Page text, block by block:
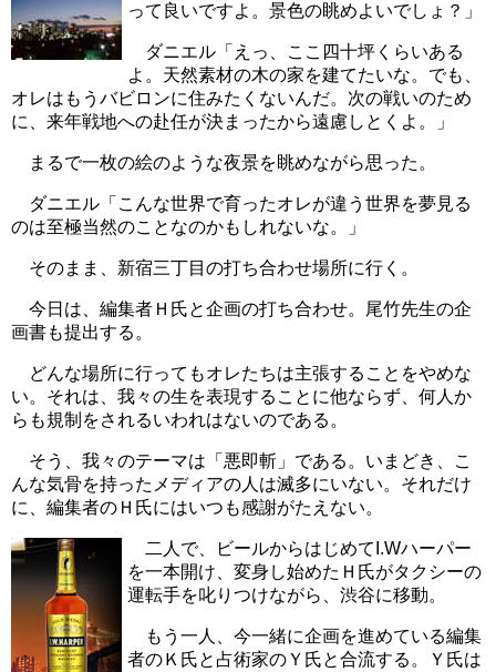
って良いですよ。景色の眺めよいでしょ？」
ダニエル「えっ、ここ四十坪くらいある
よ。天然素材の木の家を建てたいな。でも、
オレはもうバビロンに住みたくないんだ。次の戦いのため
に、来年戦地への赴任が決まったから遠慮しとくよ。」
まるで一枚の絵のような夜景を眺めながら思った。
ダニエル「こんな世界で育ったオレが違う世界を夢見る
のは至極当然のことなのかもしれないな。」
そのまま、新宿三丁目の打ち合わせ場所に行く。
今日は、編集者Ｈ氏と企画の打ち合わせ。尾竹先生の企
画書も提出する。
どんな場所に行ってもオレたちは主張することをやめな
い。それは、我々の生を表現することに他ならず、何人か
らも規制をされるいわれはないのである。
そう、我々のテーマは「悪即斬」である。いまどき、こ
んな気骨を持ったメディアの人は滅多にいない。それだけ
に、編集者のＨ氏にはいつも感謝がたえない。
二人で、ビールからはじめてI.Wハーパー
を一本開け、変身し始めたＨ氏がタクシーの
運転手を叱りつけながら、渋谷に移動。
もう一人、今一緒に企画を進めている編集
者のＫ氏と占術家のＹ氏と合流する。Ｙ氏は